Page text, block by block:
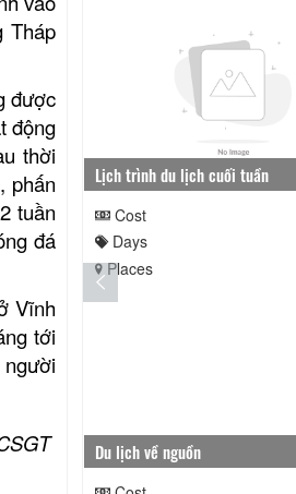
Tháp
được
động
thời
phấn
tuần
đá
Vĩnh
tới
Lịch trình du lịch cuối tuần
Cost
Days
Places